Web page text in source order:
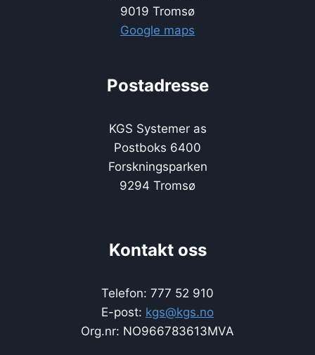
9019 Tromsø
Google maps
Postadresse
KGS Systemer as
Postboks 6400
Forskningsparken
9294 Tromsø
Kontakt oss
Telefon: 777 52 910
E-post: kgs@kgs.no
Org.nr: NO966783613MVA